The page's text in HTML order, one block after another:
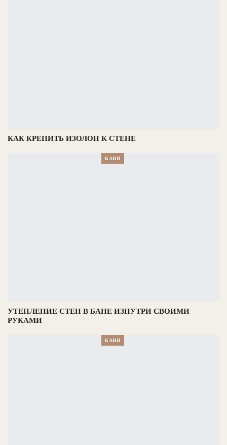
КАК КРЕПИТЬ ИЗОЛОН К СТЕНЕ
БАНЯ
УТЕПЛЕНИЕ СТЕН В БАНЕ ИЗНУТРИ СВОИМИ
РУКАМИ
БАНЯ